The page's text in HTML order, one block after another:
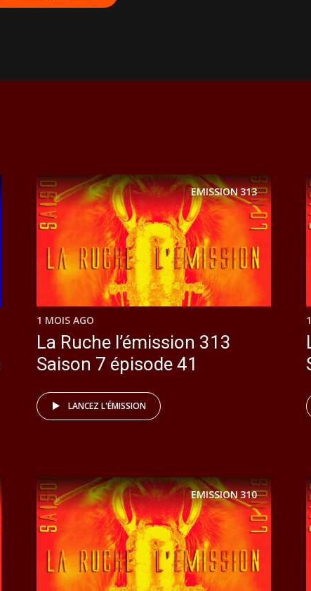
EMISSION313
1 MOIS AGO
La Ruche l’émission 313
Saison 7 épisode 41
LANCEZ L'ÉMISSION
EMISSION310